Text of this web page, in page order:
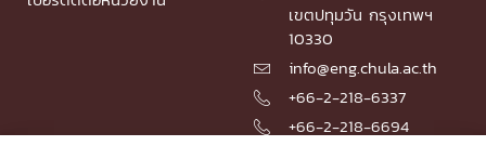
เขตปทุมวัน กรุงเทพฯ
10330
 info@eng.chula.ac.th
 +66-2-218-6337
 +66-2-218-6694